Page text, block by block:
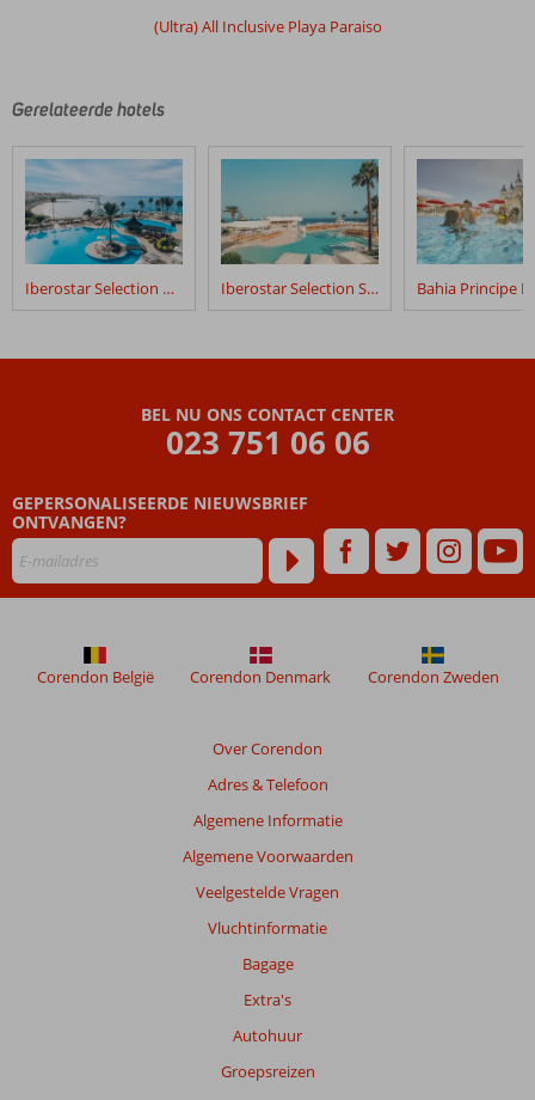
(Ultra) All Inclusive Playa Paraiso
Gerelateerde hotels
Iberostar Selection Anthelia Iberostar Selection Sábila
BEL NU ONS CONTACT CENTER
023 751 06 06
GEPERSONALISEERDE NIEUWSBRIEF
ONTVANGEN?
Over Corendon
Adres & Telefoon
Algemene Informatie
Algemene Voorwaarden
Veelgestelde Vragen
Vluchtinformatie
Bagage
Extra's
Autohuur
Groepsreizen
Corendon België Corendon Denmark Corendon Zweden